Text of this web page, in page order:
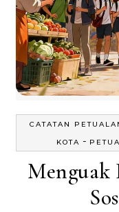
CATATAN
KOTA -
Menguak